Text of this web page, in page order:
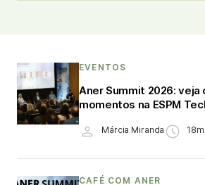
EVENTOS
Aner Summit 2026: veja
momentos na ESPM
Márcia Miranda
CAFÉ COM ANER